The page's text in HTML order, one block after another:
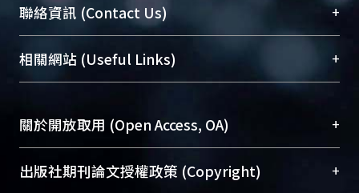
臺大位居世界頂尖大學之列，為永久珍藏及向國際
展現本校豐碩的研究成果及學術能量，圖書館整合
機構典藏（NTUR）與學術庫（AH）不同功能平
台，成為臺大學術典藏NTU scholars。期能整合研
究能量、促進交流合作、保存學術產出、推廣研究
成果。
To permanently archive and promote researcher
profiles and scholarly works, Library integrates the
聯絡資訊 (Contact Us) +
總館學科館員(Main Library)
醫學圖書館學科館員(Medical Library)
Sciences Library)
相關網站 (Useful Links) +
關於開放取用 (Open Access, OA) +
開放取用是從使用者角度提升資訊取用性的社會運
出版社期刊論文授權政策 (Copyright) +